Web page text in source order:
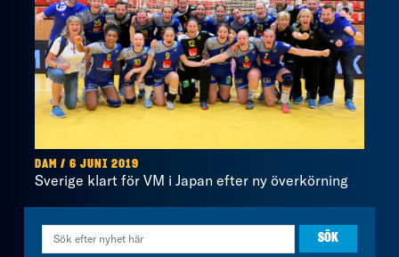
DAM / 6 JUNI 2019
Sverige klart för VM i Japan efter ny överkörning